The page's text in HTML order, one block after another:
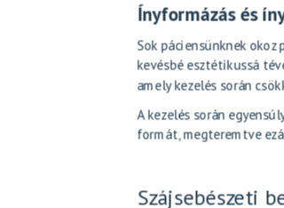
Ínyformázás és
Sok páciensünknek
kevésbé esztétikussá
amely kezelés során
A kezelés során
formát, megteremtve
Szájsebészeti